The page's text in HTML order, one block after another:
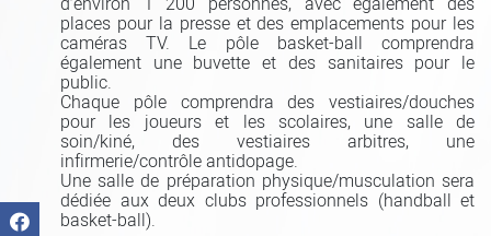
places pour la presse et des emplacements pour les
caméras TV. Le pôle basket-ball comprendra
également une buvette et des sanitaires pour le
public.
Chaque pôle comprendra des vestiaires/douches
pour les joueurs et les scolaires, une salle de
soin/kiné, des vestiaires arbitres, une
infirmerie/contrôle antidopage.
Une salle de préparation physique/musculation sera
dédiée aux deux clubs professionnels (handball et
basket-ball).